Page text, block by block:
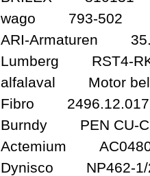
wago 793-502
ARI-Armaturen
Lumberg RST4-
alfalaval Motor
Fibro
Burndy PEN CU-
Actemium
Dynisco NP462-1/